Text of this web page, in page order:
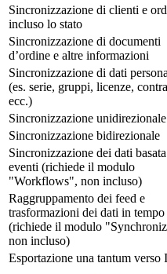
Sincronizzazione di clienti e
incluso lo stato
Sincronizzazione di documenti
d’ordine e altre informazioni
Sincronizzazione di dati
(es. serie, gruppi, licenze,
ecc.)
Sincronizzazione unidirezionale
Sincronizzazione bidirezionale
Sincronizzazione dei dati
eventi (richiede il modulo
"Workflows", non incluso)
Raggruppamento dei feed e
trasformazioni dei dati in tempo
(richiede il modulo
non incluso)
Esportazione una tantum verso